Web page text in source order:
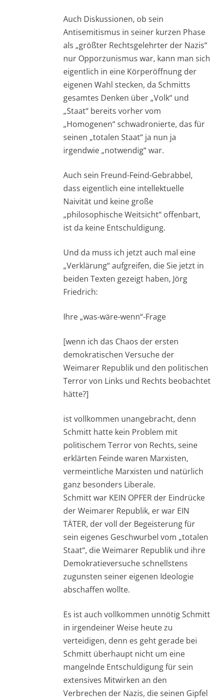
Auch Diskussionen, ob sein
Antisemitismus in seiner kurzen Phase
als „größter Rechtsgelehrter der Nazis“
nur Opporzunismus war, kann man sich
eigentlich in eine Körperöffnung der
eigenen Wahl stecken, da Schmitts
gesamtes Denken über „Volk“ und
„Staat“ bereits vorher vom
„Homogenen“ schwadronierte, das für
seinen „totalen Staat“ ja nun ja
irgendwie „notwendig“ war.
Auch sein Freund-Feind-Gebrabbel,
dass eigentlich eine intellektuelle
Naivität und keine große
„philosophische Weitsicht“ offenbart,
ist da keine Entschuldigung.
Und da muss ich jetzt auch mal eine
„Verklärung“ aufgreifen, die Sie jetzt in
beiden Texten gezeigt haben, Jörg
Friedrich:
Ihre „was-wäre-wenn“-Frage
[wenn ich das Chaos der ersten
demokratischen Versuche der
Weimarer Republik und den politischen
Terror von Links und Rechts beobachtet
hätte?]
ist vollkommen unangebracht, denn
Schmitt hatte kein Problem mit
politischem Terror von Rechts, seine
erklärten Feinde waren Marxisten,
vermeintliche Marxisten und natürlich
ganz besonders Liberale.
Schmitt war KEIN OPFER der Eindrücke
der Weimarer Republik, er war EIN
TÄTER, der voll der Begeisterung für
sein eigenes Geschwurbel vom „totalen
Staat“, die Weimarer Republik und ihre
Demokratieversuche schnellstens
zugunsten seiner eigenen Ideologie
abschaffen wollte.
Es ist auch vollkommen unnötig Schmitt
in irgendeiner Weise heute zu
verteidigen, denn es geht gerade bei
Schmitt überhaupt nicht um eine
mangelnde Entschuldigung für sein
extensives Mitwirken an den
Verbrechen der Nazis, die seinen Gipfel